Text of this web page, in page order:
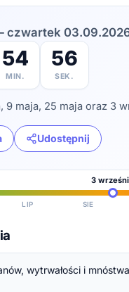
czwartek
54
MIN.
54
SEK.
maja, 25 maja oraz 3
Udostępnij
3
LIP SIE
wytrwałości i